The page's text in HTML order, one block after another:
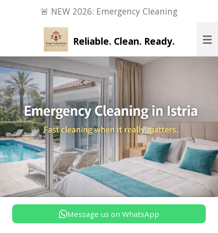
Hauptinhalt
Reliable. Clean. Ready.
🚨 NEW 2026: Emergency Cleaning
Message us on WhatsApp